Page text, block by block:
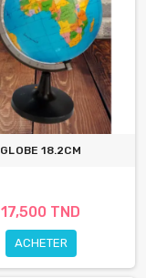
GLOBE 18.2CM
17,500 TND
ACHETER